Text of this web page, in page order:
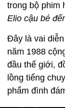
trong bộ phim
Elio cậu bé
Đây là vai
năm 1988
đầu thế giới,
lồng tiếng
phẩm đình